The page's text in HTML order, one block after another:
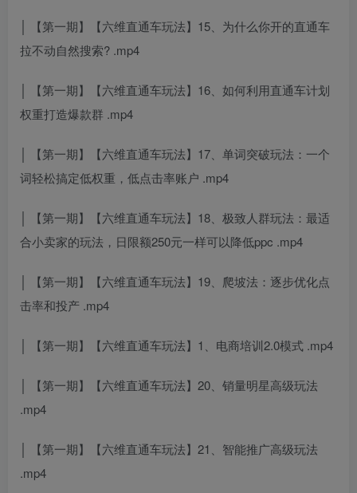
│ 【第一期】【六维直通车玩法】15、为什么你开的直通车
拉不动自然搜索? .mp4
│ 【第一期】【六维直通车玩法】16、如何利用直通车计划
权重打造爆款群 .mp4
│ 【第一期】【六维直通车玩法】17、单词突破玩法：一个
词轻松搞定低权重，低点击率账户 .mp4
│ 【第一期】【六维直通车玩法】18、极致人群玩法：最适
合小卖家的玩法，日限额250元一样可以降低ppc .mp4
│ 【第一期】【六维直通车玩法】19、爬坡法：逐步优化点
击率和投产 .mp4
│ 【第一期】【六维直通车玩法】1、电商培训2.0模式 .mp4
│ 【第一期】【六维直通车玩法】20、销量明星高级玩法
.mp4
│ 【第一期】【六维直通车玩法】21、智能推广高级玩法
.mp4